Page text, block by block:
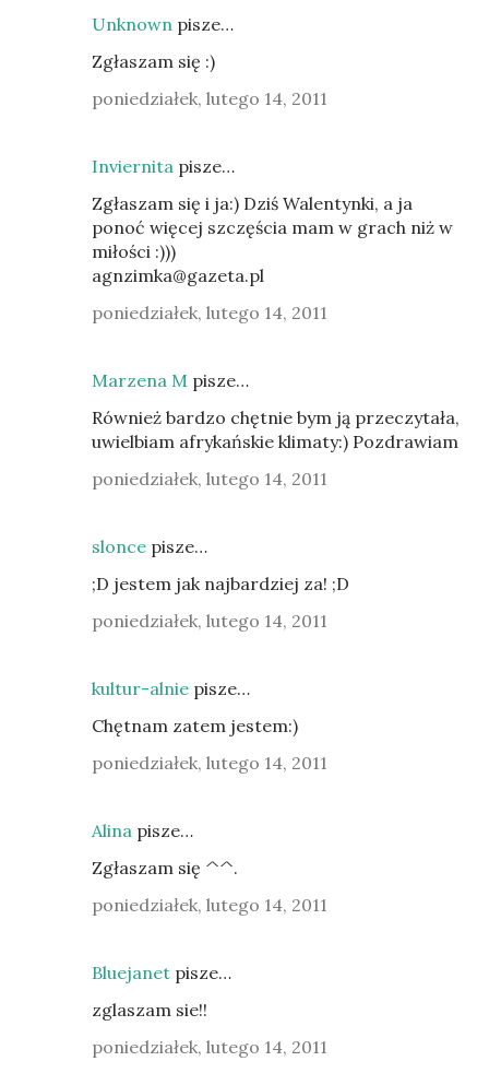
Unknown pisze…
Zgłaszam się :)
poniedziałek, lutego 14, 2011
Inviernita pisze…
Zgłaszam się i ja:) Dziś Walentynki, a ja
ponoć więcej szczęścia mam w grach niż w
miłości :)))
agnzimka@gazeta.pl
poniedziałek, lutego 14, 2011
Marzena M pisze…
Również bardzo chętnie bym ją przeczytała,
uwielbiam afrykańskie klimaty:) Pozdrawiam
poniedziałek, lutego 14, 2011
slonce pisze…
;D jestem jak najbardziej za! ;D
poniedziałek, lutego 14, 2011
kultur-alnie pisze…
Chętnam zatem jestem:)
poniedziałek, lutego 14, 2011
Alina pisze…
Zgłaszam się ^^.
poniedziałek, lutego 14, 2011
Bluejanet pisze…
zglaszam sie!!
poniedziałek, lutego 14, 2011